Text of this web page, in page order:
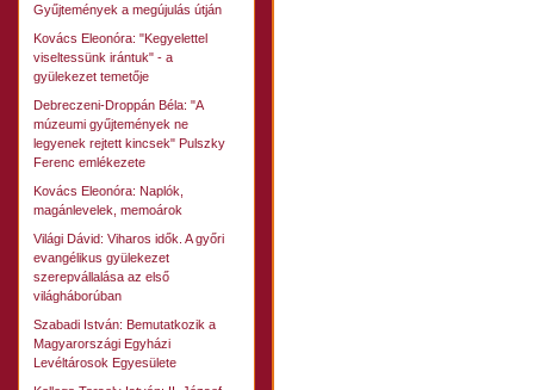
Gyűjtemények a megújulás útján
Kovács Eleonóra: "Kegyelettel
viseltessünk irántuk" - a
gyülekezet temetője
Debreczeni-Droppán Béla: "A
múzeumi gyűjtemények ne
legyenek rejtett kincsek" Pulszky
Ferenc emlékezete
Kovács Eleonóra: Naplók,
magánlevelek, memoárok
Világi Dávid: Viharos idők. A győri
evangélikus gyülekezet
szerepvállalása az első
világháborúban
Szabadi István: Bemutatkozik a
Magyarországi Egyházi
Levéltárosok Egyesülete